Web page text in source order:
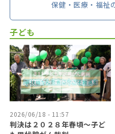
保健・医療・福祉
子ども
2026/06/18 - 11:57
判決は２０２８年春頃〜子ど